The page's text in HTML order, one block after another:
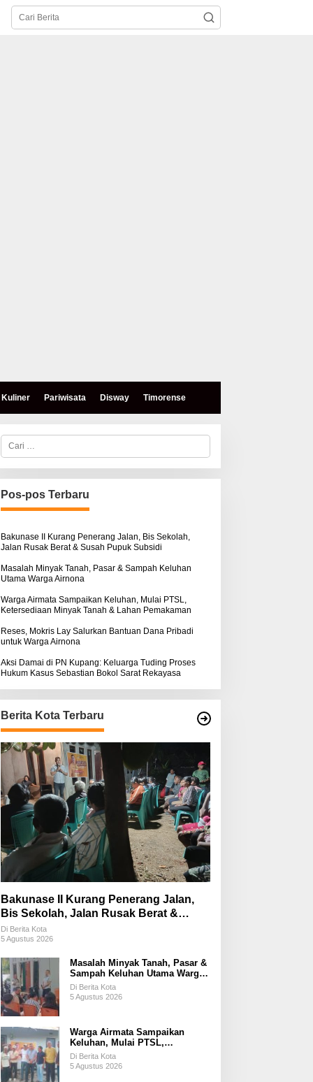
Kuliner Pariwisata Disway Timorense
Damai di PN Kupang:
Kasus Sebastian
Sarat Rekayasa
Baik, Dua pihak Saling
Lapor
C
r
i
u
n
u
:
Pos-pos Terbaru
Bakunase II Kurang Penerang Jalan, Bis Sekolah,
Jalan Rusak Berat & Susah Pupuk Subsidi
Masalah Minyak Tanah, Pasar & Sampah Keluhan
Utama Warga Airnona
Warga Airmata Sampaikan Keluhan, Mulai PTSL,
Ketersediaan Minyak Tanah & Lahan Pemakaman
Reses, Mokris Lay Salurkan Bantuan Dana Pribadi
untuk Warga Airnona
Aksi Damai di PN Kupang: Keluarga Tuding Proses
Hukum Kasus Sebastian Bokol Sarat Rekayasa
Berita Kota Terbaru
Bakunase II Kurang Penerang Jalan,
Bis Sekolah, Jalan Rusak Berat &
Susah Pupuk Subsidi
Di Berita Kota
5 Agustus 2026
Masalah Minyak Tanah, Pasar &
Sampah Keluhan Utama Warga
Airnona
Di Berita Kota
5 Agustus 2026
Warga Airmata Sampaikan
Keluhan, Mulai PTSL,
Ketersediaan Minyak Tanah &
Lahan Pemakaman
Di Berita Kota
5 Agustus 2026